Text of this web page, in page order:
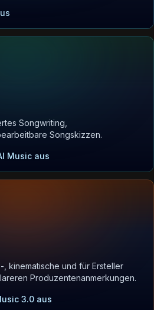
Songwriting,
Songskizzen.
Music aus
kinematische und für Ersteller
Produzentenanmerkungen.
3.0 aus